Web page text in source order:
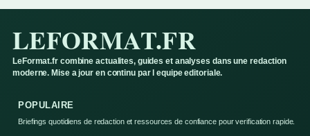
LEFORMAT.FR
LeFormat.fr combine actualites, guides et analyses dans une redaction
moderne. Mise a jour en continu par l equipe editoriale.
POPULAIRE
Briefings quotidiens de redaction et ressources de confiance pour verification rapide.